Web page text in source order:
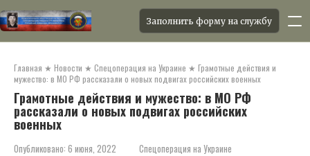
контенту
Заполнить форму на службу
Главная ★ Новости ★ Спецоперация на Украине ★ Грамотные действия и
мужество: в МО РФ рассказали о новых подвигах российских военных
Грамотные действия и мужество: в МО РФ
рассказали о новых подвигах российских
военных
Опубликовано: 6 июня, 2022 Спецоперация на Украине